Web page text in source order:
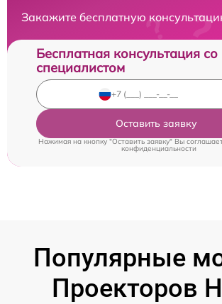
Закажите бесплатную
Бесплатная консультация со
специалистом
Оставить заявку
Нажимая на кнопку "Оставить заявку" Вы
конфиденциальности
Популярные
Проекторов